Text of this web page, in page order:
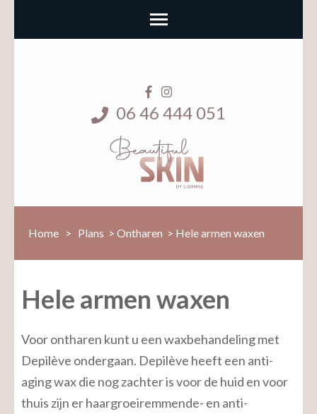
06 46 444 051
Home > Plans > Ontharen > Hele armen waxen
Hele armen waxen
Voor ontharen kunt u een waxbehandeling met
Depilève ondergaan. Depilève heeft een anti-
aging wax die nog zachter is voor de huid en voor
thuis zijn er haargroeiremmende- en anti-